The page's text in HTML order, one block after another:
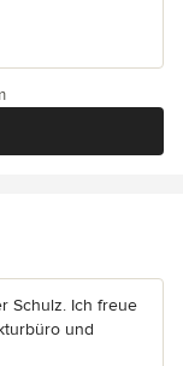
Schulz. Ich freue
und